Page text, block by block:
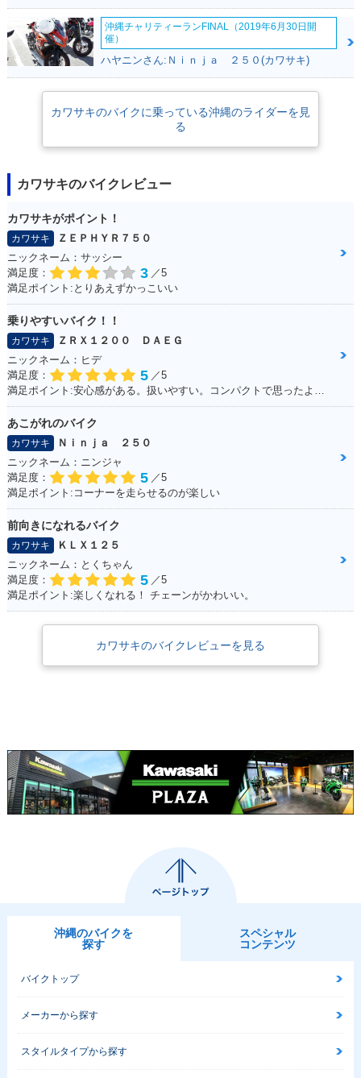
沖縄チャリティーランFINAL（2019年6月30日開
催）
ハヤニンさん:Ｎｉｎｊａ ２５０(カワサキ)
カワサキのバイクに乗っている沖縄のライダーを見
る
カワサキのバイクレビュー
カワサキがポイント！
カワサキ
ＺＥＰＨＹＲ７５０
ニックネーム：サッシー
満足度：
3 ／5
満足ポイント:とりあえずかっこいい
乗りやすいバイク！！
カワサキ
ＺＲＸ１２００ ＤＡＥＧ
ニックネーム：ヒデ
満足度：
5 ／5
あこがれのバイク
カワサキ
Ｎｉｎｊａ ２５０
ニックネーム：ニンジャ
満足度：
5 ／5
満足ポイント:コーナーを走らせるのが楽しい
前向きになれるバイク
カワサキ
ＫＬＸ１２５
ニックネーム：とくちゃん
満足度：
5 ／5
満足ポイント:楽しくなれる！ チェーンがかわいい。
カワサキのバイクレビューを見る
沖縄のバイクを
探す
スペシャル
コンテンツ
バイクトップ
メーカーから探す
スタイルタイプから探す